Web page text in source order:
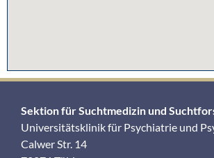
Sektion für Suchtmedizin und
Universitätsklinik für Psychiatrie und
Calwer Str. 14